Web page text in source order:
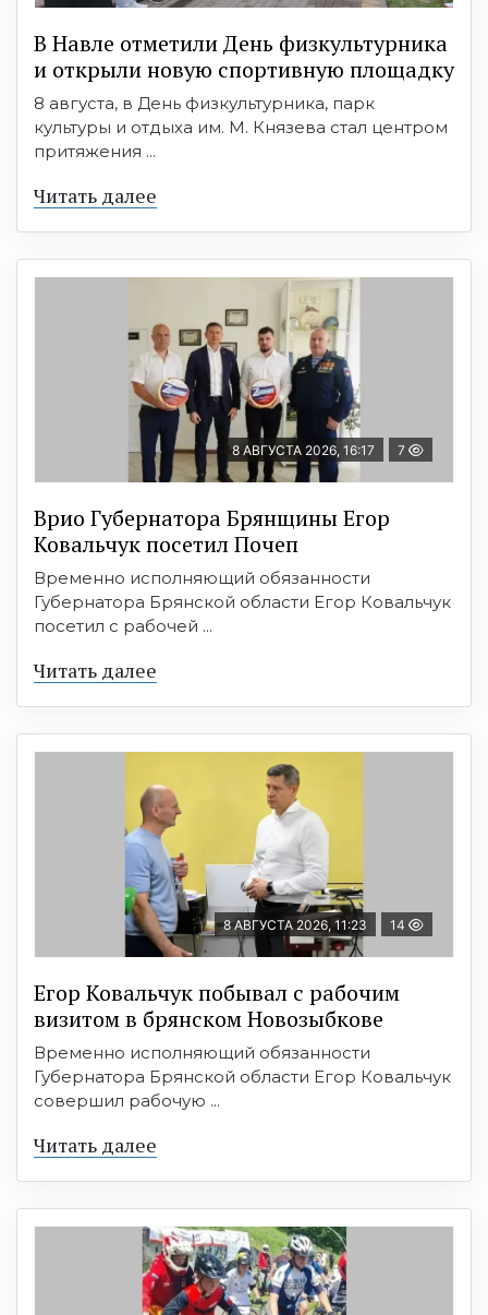
В Навле отметили День физкультурника
и открыли новую спортивную площадку
8 августа, в День физкультурника, парк
культуры и отдыха им. М. Князева стал центром
притяжения ...
Читать далее
8 АВГУСТА 2026, 16:17 7
Врио Губернатора Брянщины Егор
Ковальчук посетил Почеп
Временно исполняющий обязанности
Губернатора Брянской области Егор Ковальчук
посетил с рабочей ...
Читать далее
8 АВГУСТА 2026, 11:23 14
Егор Ковальчук побывал с рабочим
визитом в брянском Новозыбкове
Временно исполняющий обязанности
Губернатора Брянской области Егор Ковальчук
совершил рабочую ...
Читать далее